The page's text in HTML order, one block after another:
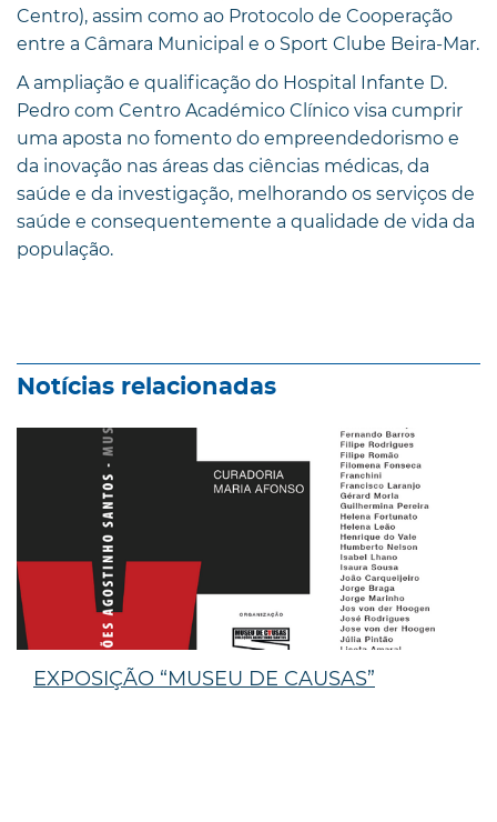
Centro), assim como ao Protocolo de Cooperação
entre a Câmara Municipal e o Sport Clube Beira-Mar.
A ampliação e qualificação do Hospital Infante D.
Pedro com Centro Académico Clínico visa cumprir
uma aposta no fomento do empreendedorismo e
da inovação nas áreas das ciências médicas, da
saúde e da investigação, melhorando os serviços de
saúde e consequentemente a qualidade de vida da
população.
Notícias relacionadas
EXPOSIÇÃO “MUSEU DE CAUSAS”